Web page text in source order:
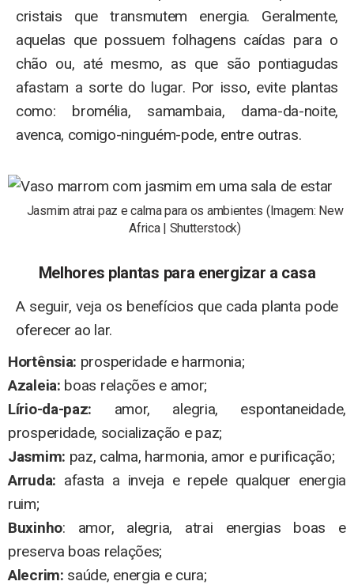
cristais que transmutem energia. Geralmente,
aquelas que possuem folhagens caídas para o
chão ou, até mesmo, as que são pontiagudas
afastam a sorte do lugar. Por isso, evite plantas
como: bromélia, samambaia, dama-da-noite,
avenca, comigo-ninguém-pode, entre outras.
Jasmim atrai paz e calma para os ambientes (Imagem: New
Africa | Shutterstock)
Melhores plantas para energizar a casa
A seguir, veja os benefícios que cada planta pode
oferecer ao lar.
Hortênsia: prosperidade e harmonia;
Azaleia: boas relações e amor;
Lírio-da-paz: amor, alegria, espontaneidade,
prosperidade, socialização e paz;
Jasmim: paz, calma, harmonia, amor e purificação;
Arruda: afasta a inveja e repele qualquer energia
ruim;
Buxinho: amor, alegria, atrai energias boas e
preserva boas relações;
Alecrim: saúde, energia e cura;